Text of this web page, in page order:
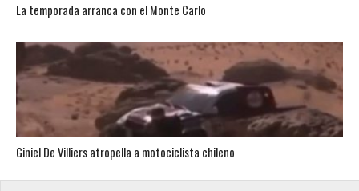
La temporada arranca con el Monte Carlo
Giniel De Villiers atropella a motociclista chileno